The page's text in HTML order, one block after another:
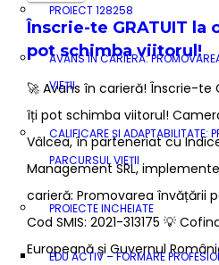
PROIECT 128258
AVANS ÎN CARIERĂ:
VIEȚII
CALIFICARE ȘI ADAPTABILITATE:
PARCURSUL VIEȚII
PROIECTE INCHEIATE
EDU ACTIV – FORMARE
Înscrie-te GRATUIT la
pot schimba viitorul!
🚀 Avans în carieră! Înscrie-te
îți pot schimba viitorul!
Vâlcea, în parteneriat cu
Management SRL,
carieră: Promovarea învățării
Cod SMIS: 2021-313175 💡
Europeană și Guvernul